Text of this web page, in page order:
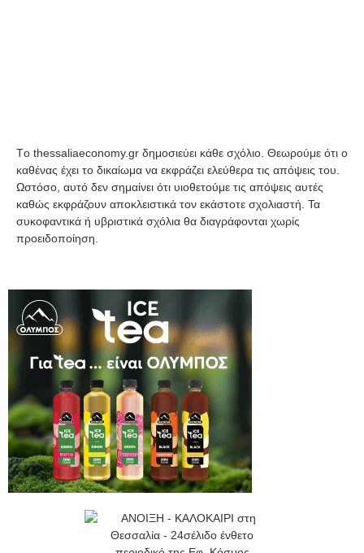
Tο thessaliaeconomy.gr δημοσιεύει κάθε σχόλιο. Θεωρούμε ότι ο
καθένας έχει το δικαίωμα να εκφράζει ελεύθερα τις απόψεις του.
Ωστόσο, αυτό δεν σημαίνει ότι υιοθετούμε τις απόψεις αυτές
καθώς εκφράζουν αποκλειστικά τον εκάστοτε σχολιαστή. Τα
συκοφαντικά ή υβριστικά σχόλια θα διαγράφονται χωρίς
προειδοποίηση.